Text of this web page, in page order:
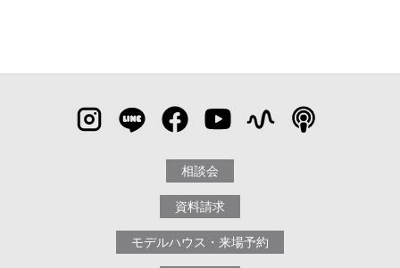
相談会
資料請求
モデルハウス・来場予約